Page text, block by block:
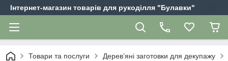
Інтернет-магазин товарів для рукоділля "Булавки"
Товари та послуги Дерев’яні заготовки для декупажу